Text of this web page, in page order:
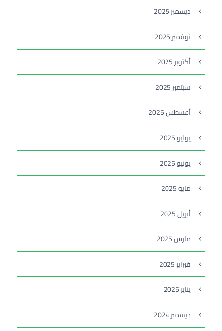
ديسمبر 2025
نوفمبر 2025
أكتوبر 2025
سبتمبر 2025
أغسطس 2025
يوليو 2025
يونيو 2025
مايو 2025
أبريل 2025
مارس 2025
فبراير 2025
يناير 2025
ديسمبر 2024